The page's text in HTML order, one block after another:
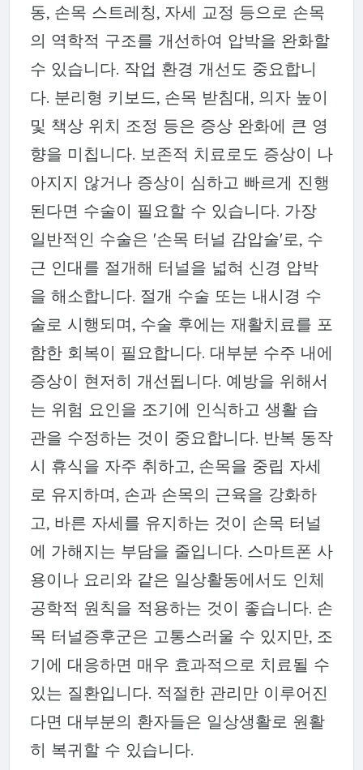
동, 손목 스트레칭, 자세 교정 등으로 손목
의 역학적 구조를 개선하여 압박을 완화할
수 있습니다. 작업 환경 개선도 중요합니
다. 분리형 키보드, 손목 받침대, 의자 높이
및 책상 위치 조정 등은 증상 완화에 큰 영
향을 미칩니다. 보존적 치료로도 증상이 나
아지지 않거나 증상이 심하고 빠르게 진행
된다면 수술이 필요할 수 있습니다. 가장
일반적인 수술은 '손목 터널 감압술'로, 수
근 인대를 절개해 터널을 넓혀 신경 압박
을 해소합니다. 절개 수술 또는 내시경 수
술로 시행되며, 수술 후에는 재활치료를 포
함한 회복이 필요합니다. 대부분 수주 내에
증상이 현저히 개선됩니다. 예방을 위해서
는 위험 요인을 조기에 인식하고 생활 습
관을 수정하는 것이 중요합니다. 반복 동작
시 휴식을 자주 취하고, 손목을 중립 자세
로 유지하며, 손과 손목의 근육을 강화하
고, 바른 자세를 유지하는 것이 손목 터널
에 가해지는 부담을 줄입니다. 스마트폰 사
용이나 요리와 같은 일상활동에서도 인체
공학적 원칙을 적용하는 것이 좋습니다. 손
목 터널증후군은 고통스러울 수 있지만, 조
기에 대응하면 매우 효과적으로 치료될 수
있는 질환입니다. 적절한 관리만 이루어진
다면 대부분의 환자들은 일상생활로 원활
히 복귀할 수 있습니다.